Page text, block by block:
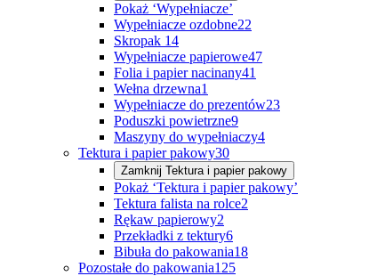
Pokaż ‘Wypełniacze’
Wypełniacze ozdobne22
Skropak 14
Wypełniacze papierowe47
Folia i papier nacinany41
Wełna drzewna1
Wypełniacze do prezentów23
Poduszki powietrzne9
Maszyny do wypełniaczy4
Tektura i papier pakowy30
Zamknij Tektura i papier pakowy
Pokaż ‘Tektura i papier pakowy’
Tektura falista na rolce2
Rękaw papierowy2
Przekładki z tektury6
Bibuła do pakowania18
Pozostałe do pakowania125